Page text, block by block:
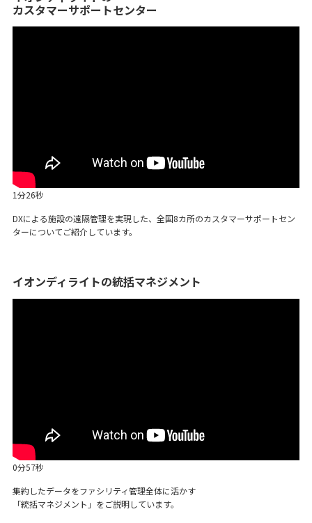
カスタマーサポートセンター
1分26秒
DXによる施設の遠隔管理を実現した、全国8カ所のカスタマーサポートセン
ターについてご紹介しています。
イオンディライトの統括マネジメント
0分57秒
集約したデータをファシリティ管理全体に活かす
「統括マネジメント」をご説明しています。